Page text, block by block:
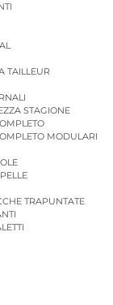
TAILLEUR
STAGIONE
MODULARI
TRAPUNTATE